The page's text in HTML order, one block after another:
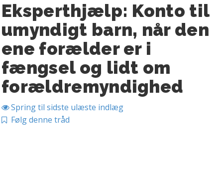
Eksperthjælp: Konto til
umyndigt barn, når den
ene forælder er i
fængsel og lidt om
forældremyndighed
Spring til sidste ulæste indlæg
Følg denne tråd